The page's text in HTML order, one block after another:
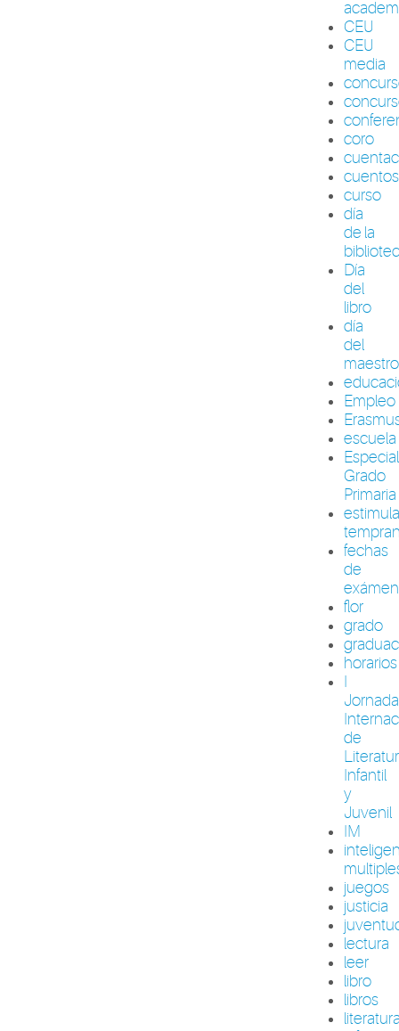
CEU
CEU
media
coro
cuentos
curso
día
de la
Día
del
libro
día
del
maestro
Empleo
escuela
Grado
Primaria
fechas
de
flor
grado
horarios
I
de
Infantil
y
Juvenil
IM
juegos
justicia
lectura
leer
libro
libros